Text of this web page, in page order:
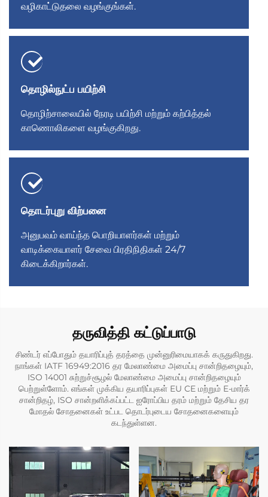
வழிகாட்டுதலை வழங்குங்கள்.
தொழில்நுட்ப பயிற்சி
தொழிற்சாலையில் நேரடி பயிற்சி மற்றும் கற்பித்தல்
காணொலிகளை வழங்குகிறது.
தொடர்புறு விற்பனை
அனுபவம் வாய்ந்த பொறியாளர்கள் மற்றும்
வாடிக்கையாளர் சேவை பிரதிநிதிகள் 24/7
கிடைக்கிறார்கள்.
தருவித்தி கட்டுப்பாடு
சிண்டர் எப்போதும் தயாரிப்புத் தரத்தை முன்னுரிமையாகக் கருதுகிறது.
நாங்கள் IATF 16949:2016 தர மேலாண்மை அமைப்பு சான்றிதழையும்,
ISO 14001 சுற்றுச்சூழல் மேலாண்மை அமைப்பு சான்றிதழையும்
பெற்றுள்ளோம். எங்கள் முக்கிய தயாரிப்புகள் EU CE மற்றும் E-மார்க்
சான்றிதழ், ISO சான்றளிக்கப்பட்ட ஐரோப்பிய தரம் மற்றும் தேசிய தர
மோதல் சோதனைகள் உட்பட தொடர்புடைய சோதனைகளையும்
கடந்துள்ளன.